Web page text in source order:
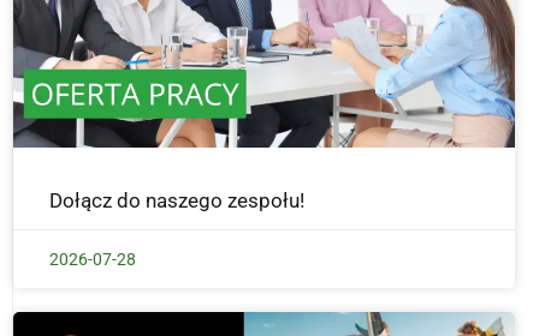
Dołącz do naszego zespołu!
2026-07-28